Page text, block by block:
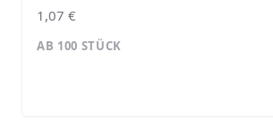
1,07 €
AB 100 STÜCK